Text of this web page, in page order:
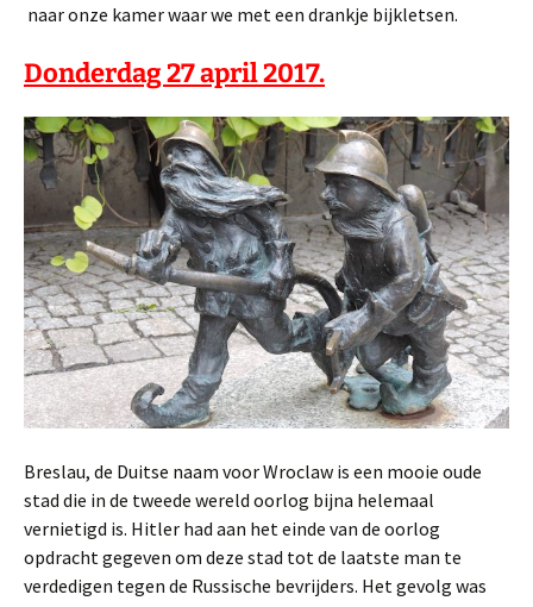
naar onze kamer waar we met een drankje bijkletsen.
Donderdag 27 april 2017.
Breslau, de Duitse naam voor Wroclaw is een mooie oude
stad die in de tweede wereld oorlog bijna helemaal
vernietigd is. Hitler had aan het einde van de oorlog
opdracht gegeven om deze stad tot de laatste man te
verdedigen tegen de Russische bevrijders. Het gevolg was